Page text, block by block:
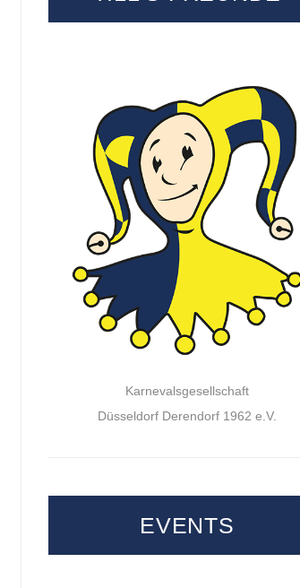
Karnevalsgesellschaft
Düsseldorf Derendorf 1962 e.V.
EVENTS